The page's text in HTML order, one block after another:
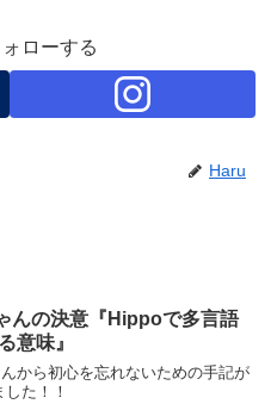
ローする
Haru
んの決意『Hippoで多言語
意味』
から初心を忘れないための手記が
した！！